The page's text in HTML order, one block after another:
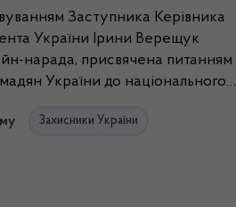
Заступника Керівника
України Ірини Верещук
нарада, присвячена питанням
України до національного
курсу навчального предмета
Захисники України